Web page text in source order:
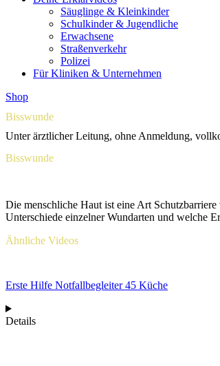
Säuglinge & Kleinkinder
Schulkinder & Jugendliche
Erwachsene
Straßenverkehr
Polizei
Für Kliniken & Unternehmen
Shop
Bisswunde
Unter ärztlicher Leitung, ohne Anmeldung,
Bisswunde
Die menschliche Haut ist eine Art
Unterschiede einzelner Wundarten und welche
Ähnliche Videos
Erste Hilfe Notfallbegleiter 45 Küche
Details